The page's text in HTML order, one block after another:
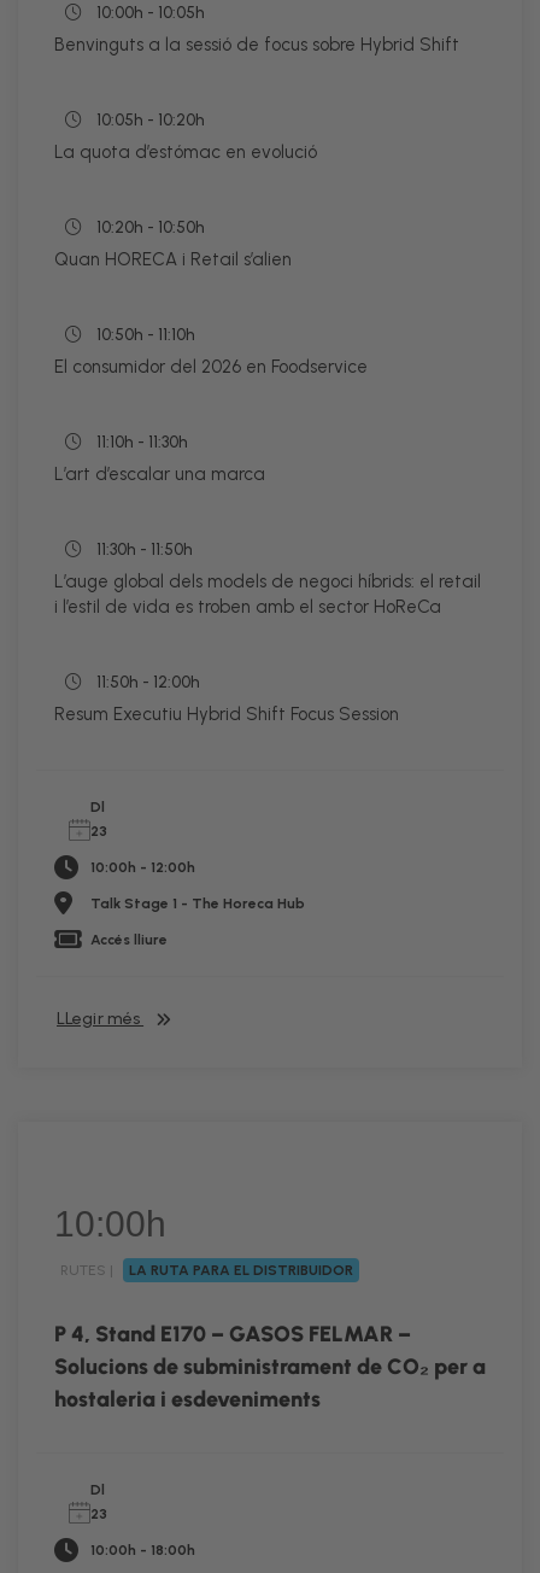
10:00h - 10:05h
Benvinguts a la sessió de focus sobre Hybrid Shift
10:05h - 10:20h
La quota d’estómac en evolució
10:20h - 10:50h
Quan HORECA i Retail s’alien
10:50h - 11:10h
El consumidor del 2026 en Foodservice
11:10h - 11:30h
L’art d’escalar una marca
11:30h - 11:50h
L’auge global dels models de negoci híbrids: el retail
i l’estil de vida es troben amb el sector HoReCa
11:50h - 12:00h
Resum Executiu Hybrid Shift Focus Session
Dl
23
10:00h - 12:00h
Talk Stage 1 - The Horeca Hub
Accés lliure
LLegir més
10:00h
RUTES | LA RUTA PARA EL DISTRIBUIDOR
P 4, Stand E170 – GASOS FELMAR –
Solucions de subministrament de CO₂ per a
hostaleria i esdeveniments
Dl
23
10:00h - 18:00h